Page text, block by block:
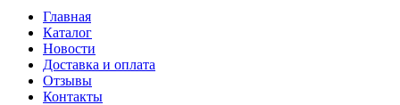
Главная
Каталог
Новости
Доставка и оплата
Отзывы
Контакты